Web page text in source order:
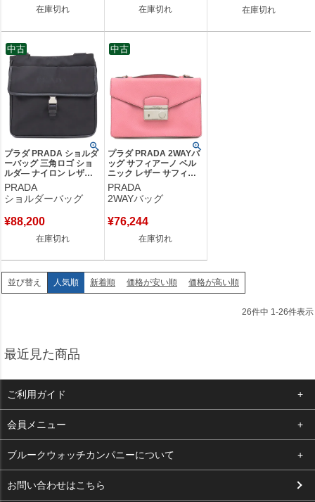
在庫切れ 在庫切れ 在庫切れ
プラダ PRADA ショルダ
ーバッグ 三角ロゴ ショ
ルダ― ナイロン レザー
テスート サフィアーノ
NERO シルバー金具 黒
斜め掛け VA0269 【中
PRADA
ショルダーバッグ
¥88,200
在庫切れ
中古
プラダ PRADA 2WAYバ
ッグ サフィアーノ ベル
ニック レザー サフィア
ーノ サッチェルピンク
シルバー金具 ハンド シ
PRADA
2WAYバッグ
¥76,244
在庫切れ
中古
並び替え 人気順 新着順 価格が安い順 価格が高い順
26件中 1 -26件表示
最近見た商品
ご利用ガイド
よくある質問
支払い・送料
お客様の声
会員メニュー
ログイン
お気に入り
ブルークウォッチカンパニーについて
会社概要
お問い合わせはこちら